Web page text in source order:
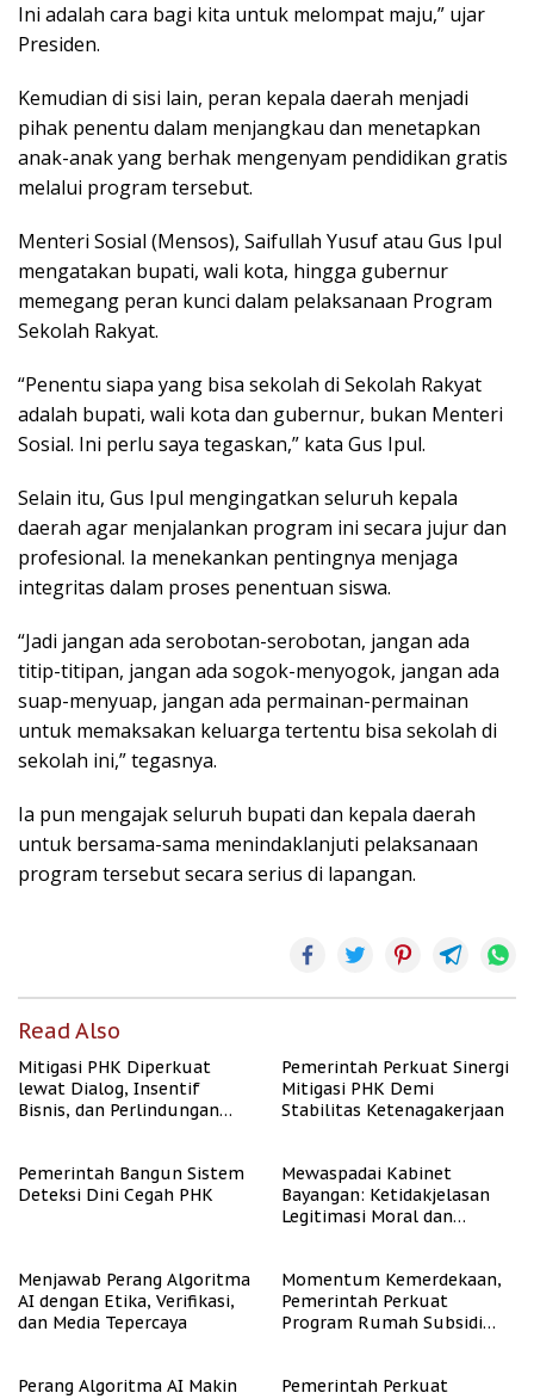
Ini adalah cara bagi kita untuk melompat maju,” ujar
Presiden.
Kemudian di sisi lain, peran kepala daerah menjadi
pihak penentu dalam menjangkau dan menetapkan
anak-anak yang berhak mengenyam pendidikan gratis
melalui program tersebut.
Menteri Sosial (Mensos), Saifullah Yusuf atau Gus Ipul
mengatakan bupati, wali kota, hingga gubernur
memegang peran kunci dalam pelaksanaan Program
Sekolah Rakyat.
“Penentu siapa yang bisa sekolah di Sekolah Rakyat
adalah bupati, wali kota dan gubernur, bukan Menteri
Sosial. Ini perlu saya tegaskan,” kata Gus Ipul.
Selain itu, Gus Ipul mengingatkan seluruh kepala
daerah agar menjalankan program ini secara jujur dan
profesional. Ia menekankan pentingnya menjaga
integritas dalam proses penentuan siswa.
“Jadi jangan ada serobotan-serobotan, jangan ada
titip-titipan, jangan ada sogok-menyogok, jangan ada
suap-menyuap, jangan ada permainan-permainan
untuk memaksakan keluarga tertentu bisa sekolah di
sekolah ini,” tegasnya.
Ia pun mengajak seluruh bupati dan kepala daerah
untuk bersama-sama menindaklanjuti pelaksanaan
program tersebut secara serius di lapangan.
Read Also
Mitigasi PHK Diperkuat
lewat Dialog, Insentif
Bisnis, dan Perlindungan
Pemerintah Perkuat Sinergi
Mitigasi PHK Demi
Stabilitas Ketenagakerjaan
Pemerintah Bangun Sistem
Deteksi Dini Cegah PHK
Mewaspadai Kabinet
Bayangan: Ketidakjelasan
Legitimasi Moral dan
Menjawab Perang Algoritma
AI dengan Etika, Verifikasi,
dan Media Tepercaya
Momentum Kemerdekaan,
Pemerintah Perkuat
Program Rumah Subsidi
Perang Algoritma AI Makin
Pemerintah Perkuat